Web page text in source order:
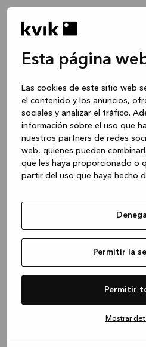
Esta página
Las cookies de este sitio web
el contenido y los anuncios,
sociales y analizar el tráfico.
información sobre el uso que
nuestros partners de redes
web, quienes pueden
que les haya proporcionado o
partir del uso que haya hecho
Permitir la
Permitir
Mostrar
Application error: a client-side
loadingwww.kvik.es (see the